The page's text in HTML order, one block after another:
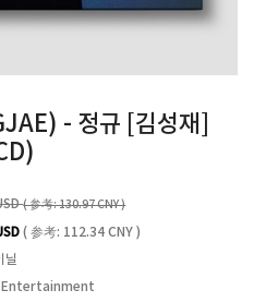
- 정규 [김성재]
( 参考: 130.97 CNY )
( 参考: 112.34 CNY )
닐
Entertainment